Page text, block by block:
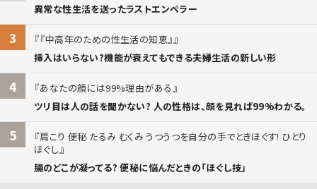
異常な性生活を送ったラストエンペラー
3
『中高年のための性生活の知恵』
挿入はいらない?機能が衰えてもできる夫婦生活の新しい形
4
あなたの顔には99%理由がある
ツリ目は人の話を聞かない? 人の性格は、顔を見れば99%わかる。
5
肩こり 便秘 たるみ むくみ うつうつを自分の手でときほぐす! ひとり
ほぐし
腸のどこが凝ってる? 便秘に悩んだときの「ほぐし技」